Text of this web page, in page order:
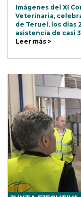
Imágenes del XI
Veterinaria,
de Teruel, los días
asistencia de casi
Leer más >